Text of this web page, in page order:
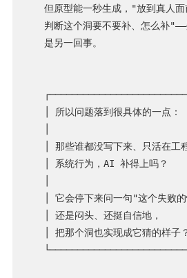
但原型能一秒生成，"放到真人面
判断这个洞要不要补、怎么补
   是另一回事。
│ 所以问题落到很具体的一点
│ 那些谁都没写下来、只活在工
│ 系统行为，AI 补得上吗？
│ 它会停下来问一句"这个失败的
│ 还是闷头、还挺自信地，
│ 把那个洞也实现成它猜的样